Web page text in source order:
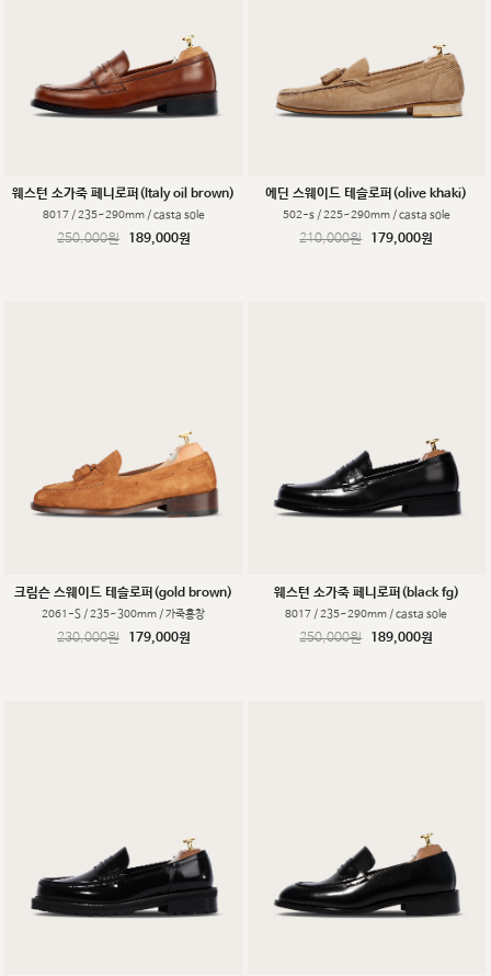
웨스턴 소가죽 페니로퍼(Italy oil brown)
8017 / 235~290mm / casta sole
250,000원 189,000원
에딘 스웨이드 테슬로퍼(olive khaki)
502-s / 225~290mm / casta sole
210,000원 179,000원
크림슨 스웨이드 테슬로퍼(gold brown)
2061-S / 235~300mm / 가죽홍창
230,000원 179,000원
웨스턴 소가죽 페니로퍼(black fg)
8017 / 235~290mm / casta sole
250,000원 189,000원